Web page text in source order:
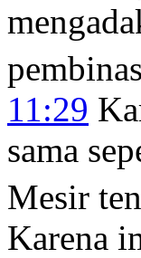
11:29
sama
Mesir
Karena